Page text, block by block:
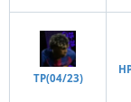
TP(04/23)